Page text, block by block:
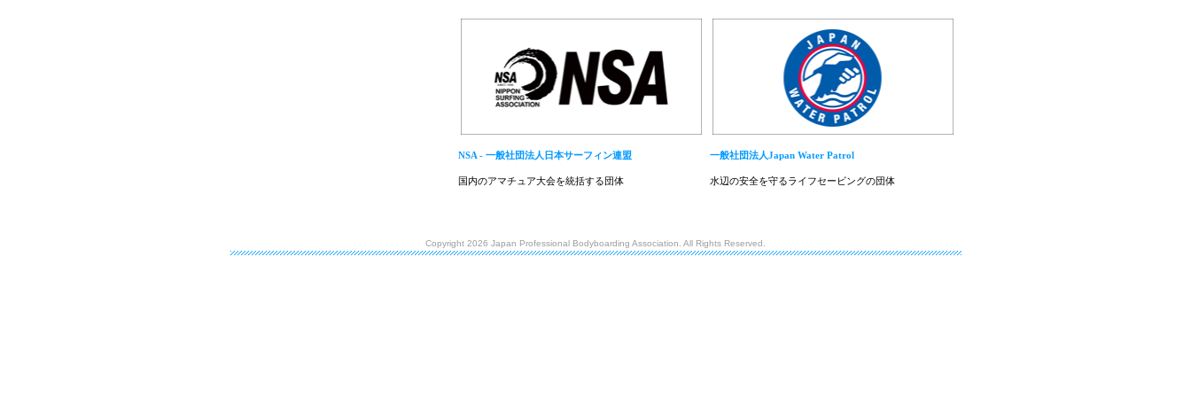
NSA - 一般社団法人日本サーフィン連盟
国内のアマチュア大会を統括する団体
一般社団法人Japan Water Patrol
水辺の安全を守るライフセービングの団体
Copyright 2026 Japan Professional Bodyboarding Association. All Rights Reserved.